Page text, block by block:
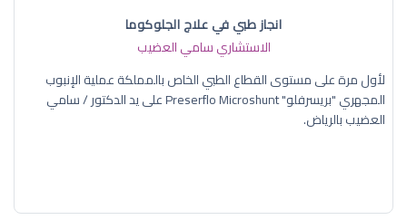
انجاز طبي في علاج الجلوكوما
الاستشاري سامي العضيب
لأول مرة على مستوى القطاع الطبي الخاص بالمملكة عملية الإنبوب
المجهري "بريسرفلو" Preserflo Microshunt على يد الدكتور / سامي
العضيب بالرياض.